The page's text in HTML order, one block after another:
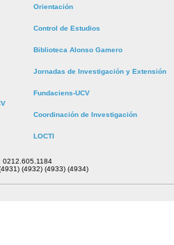
Orientación
Control de Estudios
Biblioteca Alonso Gamero
Jornadas de Investigación y Extensión
Fundaciens-UCV
Coordinación de Investigación
LOCTI
0212.605.1184
(4932) (4933) (4934)